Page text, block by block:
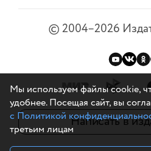
©2004–2026
Написать в
Мы используем файлы cookie,
удобнее. Посещая сайт, вы
с Политикой
третьим лицам